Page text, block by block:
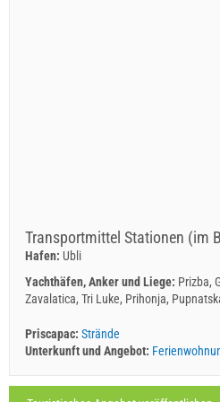
Transportmittel Stationen (im
Hafen: Ubli
Yachthäfen, Anker und Liege: Prizba,
Zavalatica, Tri Luke, Prihonja,
Priscapac: Strände
Unterkunft und Angebot: